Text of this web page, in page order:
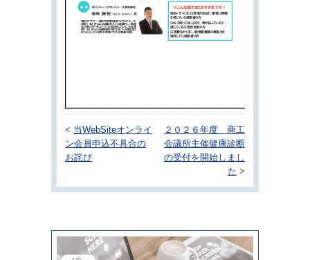
< 当WebSiteオンライ
ン会員申込不具合の
お詫び
２０２６年度 商工
会議所主催健康診断
の受付を開始しまし
た >